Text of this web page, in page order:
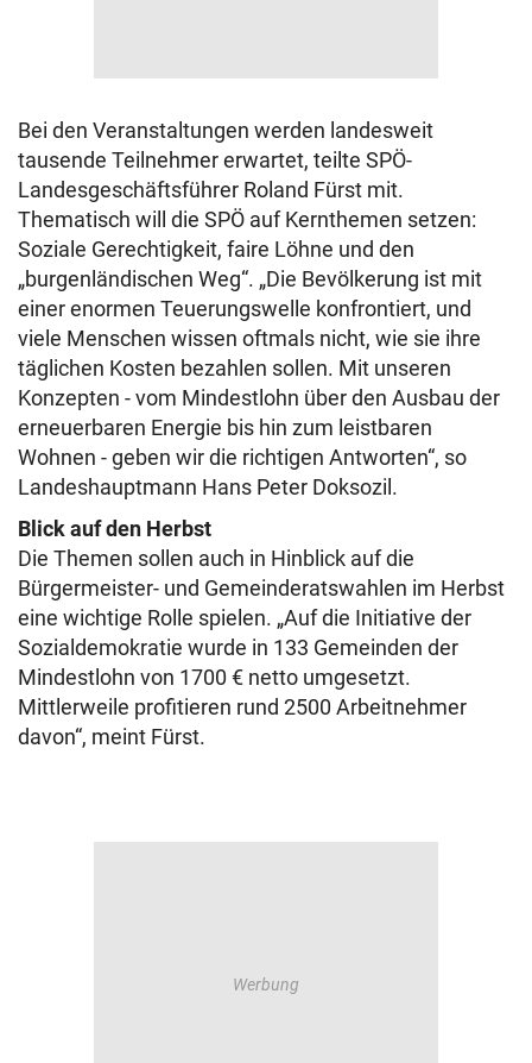
Bei den Veranstaltungen werden landesweit
tausende Teilnehmer erwartet, teilte SPÖ-
Landesgeschäftsführer Roland Fürst mit.
Thematisch will die SPÖ auf Kernthemen setzen:
Soziale Gerechtigkeit, faire Löhne und den
„burgenländischen Weg“. „Die Bevölkerung ist mit
einer enormen Teuerungswelle konfrontiert, und
viele Menschen wissen oftmals nicht, wie sie ihre
täglichen Kosten bezahlen sollen. Mit unseren
Konzepten - vom Mindestlohn über den Ausbau der
erneuerbaren Energie bis hin zum leistbaren
Wohnen - geben wir die richtigen Antworten“, so
Landeshauptmann Hans Peter Doksozil.
Blick auf den Herbst
Die Themen sollen auch in Hinblick auf die
Bürgermeister- und Gemeinderatswahlen im Herbst
eine wichtige Rolle spielen. „Auf die Initiative der
Sozialdemokratie wurde in 133 Gemeinden der
Mindestlohn von 1700 € netto umgesetzt.
Mittlerweile profitieren rund 2500 Arbeitnehmer
davon“, meint Fürst.